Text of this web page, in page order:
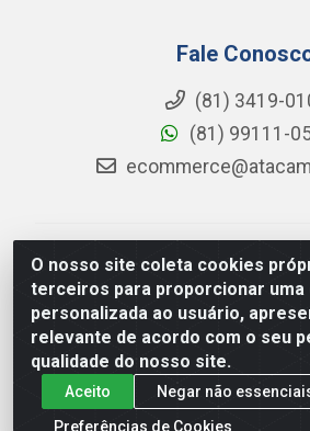
O nosso site coleta cookies
terceiros para proporcionar uma
personalizada ao usuário,
relevante de acordo com o seu
qualidade do nosso site.
Aceito
Negar não
Preferências de Cookies
Fale
(81) 3419-
(81) 99111-
Atacamax Importadora de Alimentos
BR-101 - SUL, KM 79,60 GP E
Jaboatão dos Guararapes - PE,